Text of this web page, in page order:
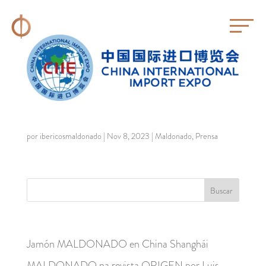
por ibericosmaldonado| Nov 8, 2023 | Maldonado, Prensa
Jamón MALDONADO en China Shanghái